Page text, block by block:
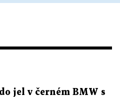
jel v černém BMW s